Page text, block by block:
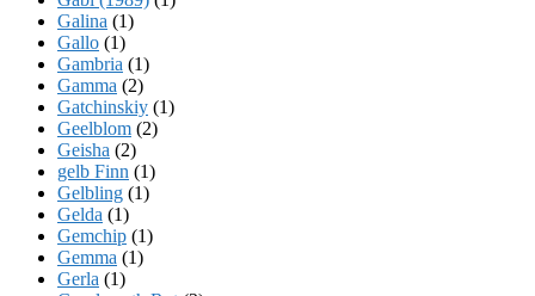
Galina (1)
Gallo (1)
Gambria (1)
Gamma (2)
Gatchinskiy (1)
Geelblom (2)
Geisha (2)
gelb Finn (1)
Gelbling (1)
Gelda (1)
Gemchip (1)
Gemma (1)
Gerla (1)